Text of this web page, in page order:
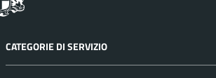
CATEGORIE DI SERVIZIO